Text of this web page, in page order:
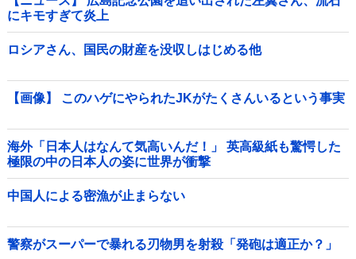
にキモすぎて炎上
ロシアさん、国民の財産を没収しはじめる他
【画像】 このハゲにやられたJKがたくさんいるという事実
海外「日本人はなんて気高いんだ！」 英高級紙も驚愕した
極限の中の日本人の姿に世界が衝撃
中国人による密漁が止まらない
警察がスーパーで暴れる刃物男を射殺「発砲は適正か？」